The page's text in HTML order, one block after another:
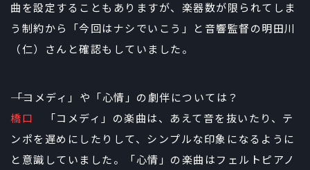
曲を設定することもありますが、楽器数が限られてしま
う制約から「今回はナシでいこう」と音響監督の明田川
（仁）さんと確認もしていました。
――「コメディ」や「心情」の劇伴については？
橋口 「コメディ」の楽曲は、あえて音を抜いたり、テ
ンポを遅めにしたりして、シンプルな印象になるように
と意識していました。「心情」の楽曲はフェルトピアノ